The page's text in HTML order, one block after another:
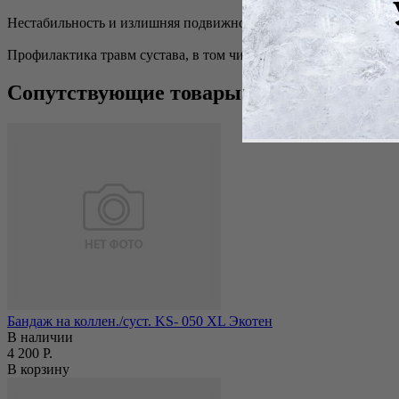
Нестабильность и излишняя подвижность сустава.
Профилактика травм сустава, в том числе при занятиях
Сопутствующие товары
Бандаж на коллен./суст. KS- 050 ХL Экотен
В наличии
4 200 Р.
В корзину